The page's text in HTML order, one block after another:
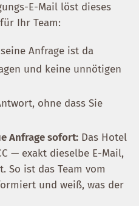
E-Mail löst dieses
Ihr Team:
Anfrage ist da
und keine unnötigen
ohne dass Sie
Anfrage sofort: Das Hotel
— exakt dieselbe E-Mail,
So ist das Team vom
und weiß, was der